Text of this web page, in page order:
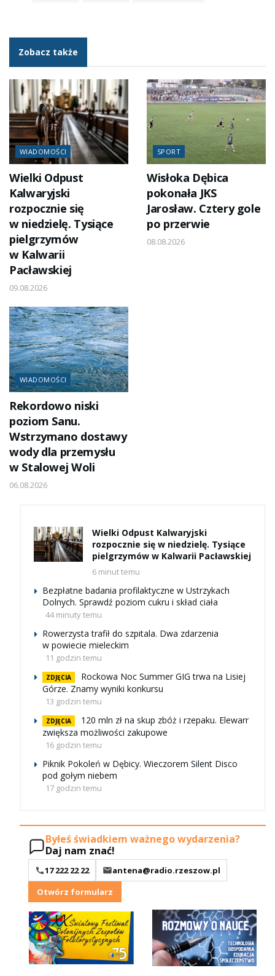
Zobacz także
WIADOMOŚCI
Wielki Odpust
Kalwaryjski
rozpocznie się
w niedzielę. Tysiące
pielgrzymów
w Kalwarii
Pacławskiej
09.08.2026
SPORT
Wisłoka Dębica
pokonała JKS
Jarosław. Cztery gole
po przerwie
08.08.2026
WIADOMOŚCI
Rekordowo niski
poziom Sanu.
Wstrzymano dostawy
wody dla przemysłu
w Stalowej Woli
06.08.2026
Wielki Odpust Kalwaryjski
rozpocznie się w niedzielę. Tysiące
pielgrzymów w Kalwarii Pacławskiej
6 minut temu
Bezpłatne badania profilaktyczne w Ustrzykach
Dolnych. Sprawdź poziom cukru i skład ciała
44 minuty temu
Rowerzysta trafił do szpitala. Dwa zdarzenia
w powiecie mieleckim
11 godzin temu
ZDJĘCIA
Rockowa Noc Summer GIG trwa na Lisiej
Górze. Znamy wyniki konkursu
13 godzin temu
ZDJĘCIA
120 mln zł na skup zbóż i rzepaku. Elewarr
zwiększa możliwości zakupowe
16 godzin temu
Piknik Pokoleń w Dębicy. Wieczorem Silent Disco
pod gołym niebem
17 godzin temu
Byłeś świadkiem ważnego wydarzenia?
Daj nam znać!
17 222 22 22
antena@radio.rzeszow.pl
Otwórz formularz